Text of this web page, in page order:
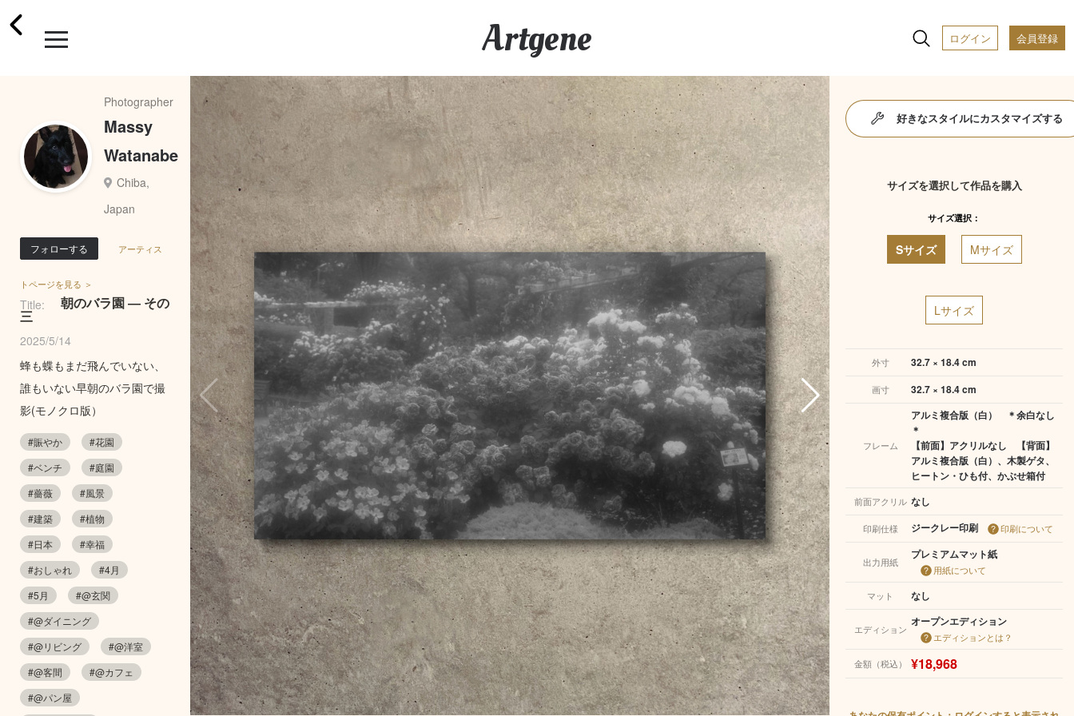
Artgene ログイン 会員登録
Photographer
Massy
Watanabe
Chiba,
Japan
フォローする アーティス
トページを見る ＞
Title: 朝のバラ園 ― その
三
2025/5/14
蜂も蝶もまだ飛んでいない、
誰もいない早朝のバラ園で撮
影(モノクロ版）
#賑やか
#花園
#ベンチ
#庭園
#薔薇
#風景
#建築
#植物
#日本
#幸福
#おしゃれ
#4月
#5月
#@玄関
#@ダイニング
#@リビング
#@洋室
#@客間
#@カフェ
#@パン屋
好きなスタイルにカスタマイズする
サイズを選択して作品を購入
サイズ選択：
Sサイズ Mサイズ
Lサイズ
外寸 32.7 × 18.4 cm
画寸 32.7 × 18.4 cm
フレーム
アルミ複合版（白） ＊余白なし
＊
【前面】アクリルなし 【背面】
アルミ複合版（白）、木製ゲタ、
ヒートン・ひも付、かぶせ箱付
前面アクリル なし
印刷仕様 ジークレー印刷 印刷について
出力用紙
プレミアムマット紙
用紙について
マット
なし
エディション
オープンエディション
エディションとは？
金額（税込） ¥18,968